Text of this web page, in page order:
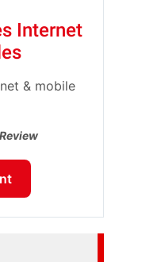
Internet
& mobile